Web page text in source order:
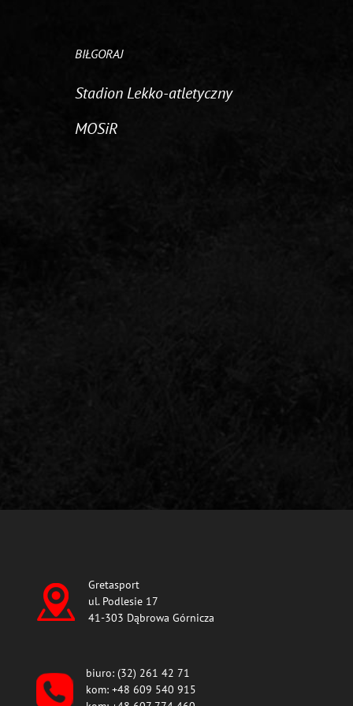
BIŁGORAJ
Stadion Lekko-atletyczny
MOSiR
Gretasport
ul. Podlesie 17
41-303 Dąbrowa Górnicza
biuro: (32) 261 42 71
kom: +48 609 540 915